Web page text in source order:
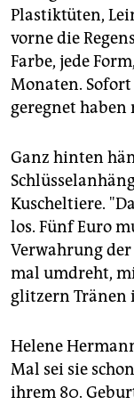
Plastiktüten,
vorne die
Farbe, jede
Monaten.
geregnet haben
Ganz hinten
Kuscheltiere.
los. Fünf Euro
Verwahrung der
mal umdreht,
glitzern Tränen
Helene
Mal sei sie
ihrem 80.